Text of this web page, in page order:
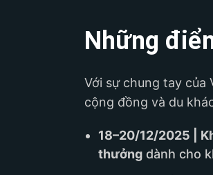
Những
Với sự chung tay của
cộng đồng và du
18–20/12/2025 |
thưởng dành cho